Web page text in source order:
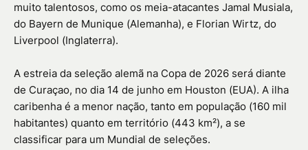
muito talentosos, como os meia-atacantes Jamal Musiala,
do Bayern de Munique (Alemanha), e Florian Wirtz, do
Liverpool (Inglaterra).
A estreia da seleção alemã na Copa de 2026 será diante
de Curaçao, no dia 14 de junho em Houston (EUA). A ilha
caribenha é a menor nação, tanto em população (160 mil
habitantes) quanto em território (443 km²), a se
classificar para um Mundial de seleções.